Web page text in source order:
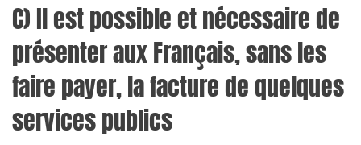
C) Il est possible et nécessaire de
présenter aux Français, sans les
faire payer, la facture de quelques
services publics